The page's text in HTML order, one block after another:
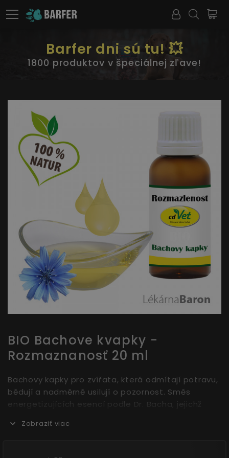
Barfer dni sú tu! 💥
1800 produktov v špeciálnej zľave!
BIO Bachove kvapky -
Rozmaznanosť 20 ml
Bachovy kapky pro zvířata, která odmítají potravu,
bědují a nadměrně usilují o pozornost. Směs
energetizujících esencí podle Dr. Bacha, jejichž
Bio kvalitě. „Bio-Bachblüten Restaurantkritiker“
Zobraziť viac